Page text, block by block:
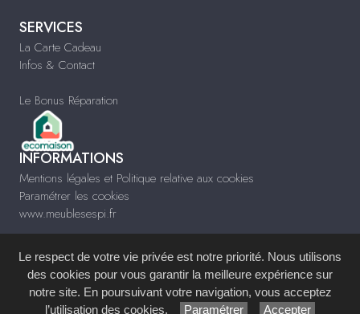
SERVICES
La Carte Cadeau
Infos & Contact
Le Bonus Réparation
INFORMATIONS
Mentions légales et Politique relative aux cookies
Paramétrer les cookies
www.meublesespi.fr
Site réalisé avec leSystème de Gestion de Contenu (SGC)imagenia, créé et
Le respect de votre vie privée est notre priorité. Nous utilisons
des cookies pour vous garantir la meilleure expérience sur
notre site. En poursuivant votre navigation, vous acceptez
l’utilisation des cookies.
Paramétrer Accepter